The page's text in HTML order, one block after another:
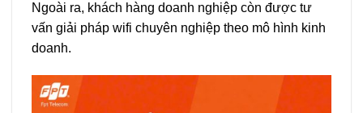
Ngoài ra, khách hàng doanh nghiệp còn được tư
vấn giải pháp wifi chuyên nghiệp theo mô hình kinh
doanh.